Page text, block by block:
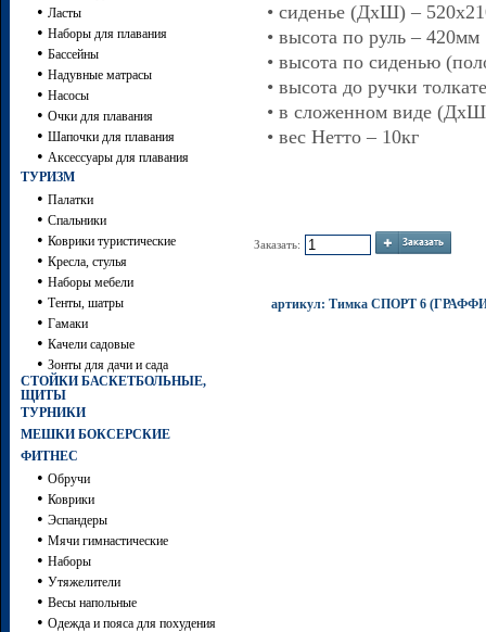
• Ласты
• Наборы для плавания
• Бассейны
• Надувные матрасы
• Насосы
• Очки для плавания
• Шапочки для плавания
• Аксессуары для плавания
ТУРИЗМ
• Палатки
• Спальники
• Коврики туристические
• Кресла, стулья
• Наборы мебели
• Тенты, шатры
• Гамаки
• Качели садовые
• Зонты для дачи и сада
СТОЙКИ БАСКЕТБОЛЬНЫЕ,
ЩИТЫ
ТУРНИКИ
МЕШКИ БОКСЕРСКИЕ
ФИТНЕС
• Обручи
• Коврики
• Эспандеры
• Мячи гимнастические
• Наборы
• Утяжелители
• Весы напольные
• Одежда и пояса для похудения
• сиденье (ДхШ) –
• высота по руль – 420мм
• высота по сиденью
• высота до ручки
• в сложенном виде
• вес Нетто – 10кг
Заказать:
артикул: Тимка СПОРТ 6